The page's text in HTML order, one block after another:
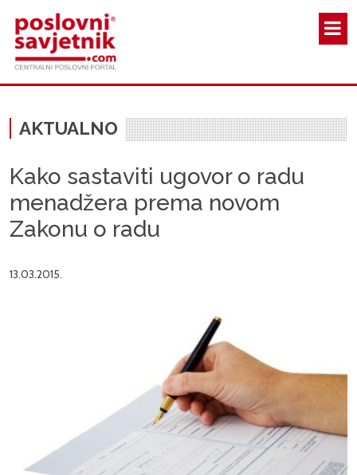
AKTUALNO
Kako sastaviti ugovor o radu
menadžera prema novom
Zakonu o radu
13.03.2015.